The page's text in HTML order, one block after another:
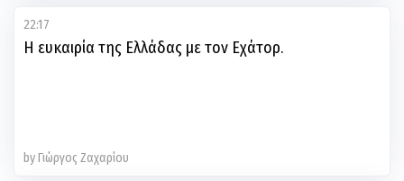
22:17
Η ευκαιρία της Ελλάδας με τον Εχάτορ.
by Γιώργος Ζαχαρίου